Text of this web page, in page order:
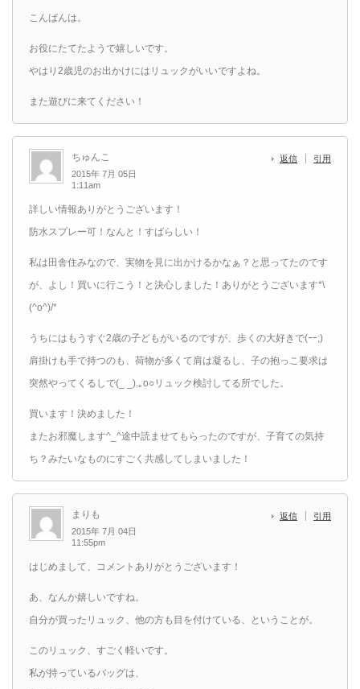
こんばんは。
お役にたてたようで嬉しいです。
やはり2歳児のお出かけにはリュックがいいですよね。
また遊びに来てください！
ちゅんこ
2015年 7月 05日
1:11am
返信 引用
詳しい情報ありがとうございます！
防水スプレー可！なんと！すばらしい！
私は田舎住みなので、実物を見に出かけるかなぁ？と思ってたのです
が、よし！買いに行こう！と決心しました！ありがとうございます*\
(^o^)/*
うちにはもうすぐ2歳の子どもがいるのですが、歩くの大好きで(ｰｰ;)
肩掛けも手で持つのも、荷物が多くて肩は凝るし、子の抱っこ要求は
突然やってくるしで(_ _).｡o○リュック検討してる所でした。
買います！決めました！
またお邪魔します^_^途中読ませてもらったのですが、子育ての気持
ち？みたいなものにすごく共感してしまいました！
まりも
2015年 7月 04日
11:55pm
返信 引用
はじめまして、コメントありがとうございます！
あ、なんか嬉しいですね。
自分が買ったリュック、他の方も目を付けている、ということが。
このリュック、すごく軽いです。
私が持っているバッグは、